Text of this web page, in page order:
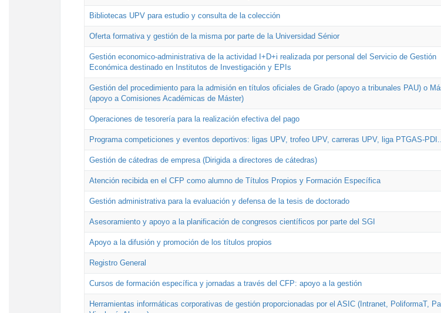
Bibliotecas UPV para estudio y consulta de la colección
Oferta formativa y gestión de la misma por parte de la Universidad Sénior
Gestión economico-administrativa de la actividad I+D+i realizada por personal del Servicio de Gestión
Económica destinado en Institutos de Investigación y EPIs
Gestión del procedimiento para la admisión en títulos oficiales de Grado (apoyo a tribunales PAU) o
(apoyo a Comisiones Académicas de Máster)
Operaciones de tesorería para la realización efectiva del pago
Programa competiciones y eventos deportivos: ligas UPV, trofeo UPV, carreras UPV, liga PTGAS-
Gestión de cátedras de empresa (Dirigida a directores de cátedras)
Atención recibida en el CFP como alumno de Títulos Propios y Formación Específica
Gestión administrativa para la evaluación y defensa de la tesis de doctorado
Asesoramiento y apoyo a la planificación de congresos científicos por parte del SGI
Apoyo a la difusión y promoción de los títulos propios
Registro General
Cursos de formación específica y jornadas a través del CFP: apoyo a la gestión
Herramientas informáticas corporativas de gestión proporcionadas por el ASIC (Intranet, PoliformaT,